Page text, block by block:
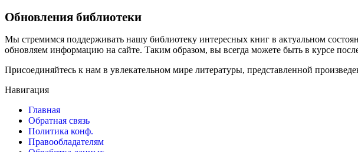
Обновления библиотеки
Мы стремимся поддерживать нашу библиотеку интересных книг в актуальном
обновляем информацию на сайте. Таким образом, вы всегда можете быть в курсе
Присоединяйтесь к нам в увлекательном мире литературы, представленной
Навигация
Главная
Обратная связь
Политика конф.
Правообладателям